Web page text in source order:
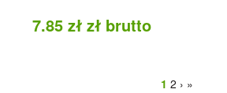
7.85 zł zł brutto
1 2 › »